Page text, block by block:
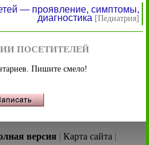
— проявление, симптомы,
диагностика [Педиатрия]
ПОСЕТИТЕЛЕЙ
Пишите смело!
версия | Карта сайта |